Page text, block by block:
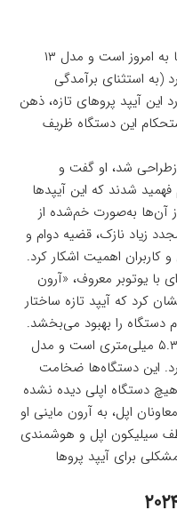
آیپد پرو تازه باریک‌ترین محصول اپل تا به امروز است و مدل ۱۳
دارد (به استثنای برآمدگی
این آیپد پروهای تازه، ذهن
این دستگاه ظریف
باری که آیپد پرو با مدل ۲۰۱۸ بازطراحی شد، او گفت و
شدند که این آیپدها
آن‌ها به‌صورت خم‌شده از
زیاد نازک، قضیه دوام و
کاربران اهمیت اشکار کرد.
با یوتوبر معروف، «آرون
کرد که آیپد تازه ساختار
دستگاه را بهبود می‌بخشد.
آیپد پرو ۱۱ اینچی ۲۰۲۴ دارای ضخامت ۵.۳ میلی‌متری است و مدل
دارد. این دستگاه‌ها ضخامت
دستگاه اپلی دیده نشده
اپل، به آرون ماینی او
سیلیکون اپل و هوشمندی
برای آیپد پروها